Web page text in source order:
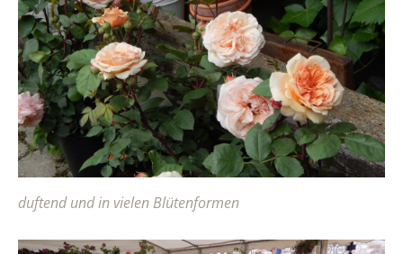
duftend und in vielen Blütenformen